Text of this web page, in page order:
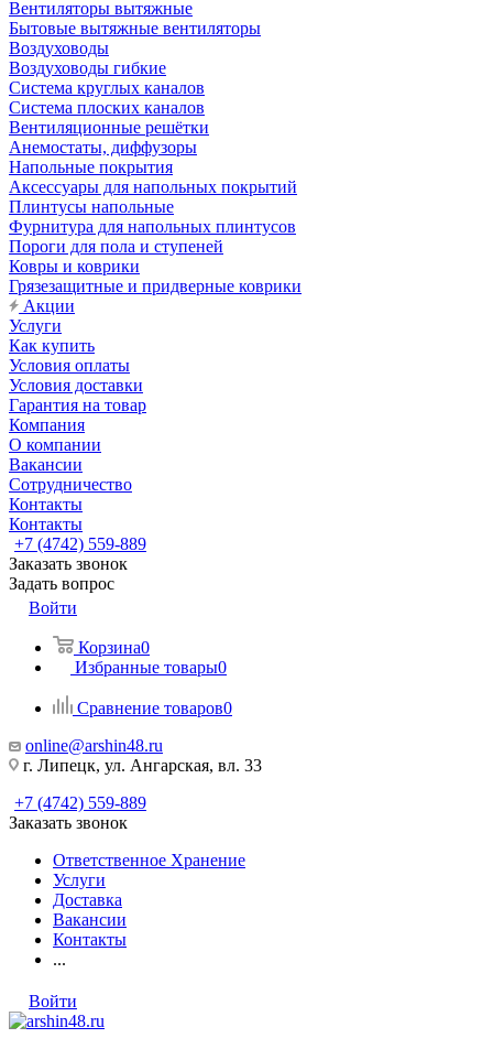
Вентиляторы вытяжные
Бытовые вытяжные вентиляторы
Воздуховоды
Воздуховоды гибкие
Система круглых каналов
Система плоских каналов
Вентиляционные решётки
Анемостаты, диффузоры
Напольные покрытия
Аксессуары для напольных покрытий
Плинтусы напольные
Фурнитура для напольных плинтусов
Пороги для пола и ступеней
Ковры и коврики
Грязезащитные и придверные коврики
Акции
Услуги
Как купить
Условия оплаты
Условия доставки
Гарантия на товар
Компания
О компании
Вакансии
Сотрудничество
Контакты
Контакты
+7 (4742) 559-889
Заказать звонок
Задать вопрос
Войти
Корзина0
Избранные товары0
Сравнение товаров0
online@arshin48.ru
г. Липецк, ул. Ангарская, вл. 33
+7 (4742) 559-889
Заказать звонок
Ответственное Хранение
Услуги
Доставка
Вакансии
Контакты
...
Войти